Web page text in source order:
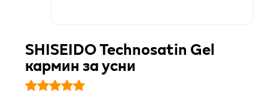
SHISEIDO Technosatin Gel
кармин за усни